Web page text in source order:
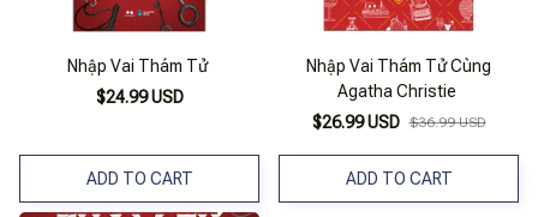
Nhập Vai Thám Tử
$24.99 USD
ADD TO CART
Nhập Vai Thám Tử Cùng
Agatha Christie
$26.99 USD $36.99 USD
ADD TO CART